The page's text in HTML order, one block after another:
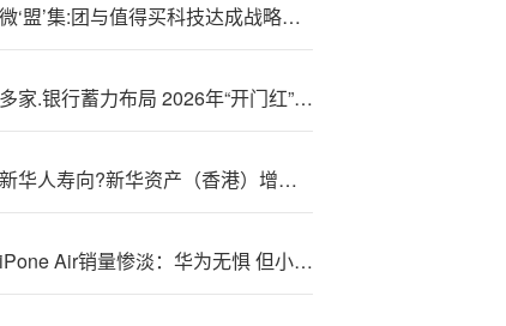
微‘盟’集:团与值得买科技达成战略合作：共建AI电商生态
多家.银行蓄力布局 2026年“开门红”提前‘开’战！
新华人寿向?新华资产（香港）增资1.54亿港元获批
iPone Air销量惨淡：华为无惧 但小米等国产手机厂商将取消Air机型